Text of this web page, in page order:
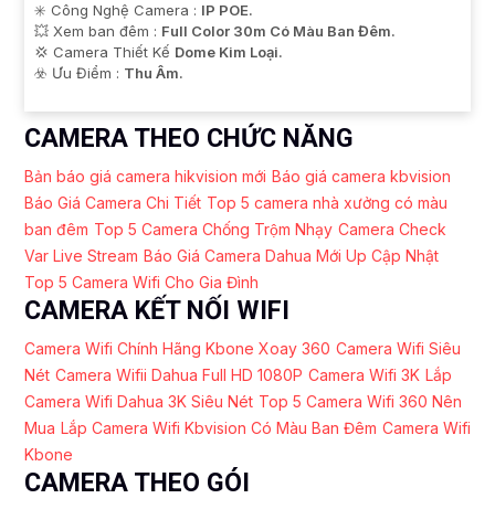
✳️ Công Nghệ Camera : IP POE.
💥 Xem ban đêm : Full Color 30m Có Màu Ban Đêm.
💢 Camera Thiết Kế Dome Kim Loại.
️☣️ Ưu Điểm : Thu Âm.
CAMERA THEO CHỨC NĂNG
Bản báo giá camera hikvision mới Báo giá camera kbvision
Báo Giá Camera Chi Tiết Top 5 camera nhà xưởng có màu
ban đêm Top 5 Camera Chống Trộm Nhạy Camera Check
Var Live Stream Báo Giá Camera Dahua Mới Up Cập Nhật
Top 5 Camera Wifi Cho Gia Đình
CAMERA KẾT NỐI WIFI
Camera Wifi Chính Hãng Kbone Xoay 360 Camera Wifi Siêu
Nét Camera Wifii Dahua Full HD 1080P Camera Wifi 3K Lắp
Camera Wifi Dahua 3K Siêu Nét Top 5 Camera Wifi 360 Nên
Mua Lắp Camera Wifi Kbvision Có Màu Ban Đêm Camera Wifi
Kbone
CAMERA THEO GÓI